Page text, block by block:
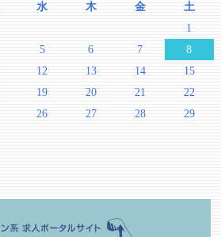
水 木 金 土
1
5 6 7
8
12 13 14
15
19 20 21
22
26 27 28
29